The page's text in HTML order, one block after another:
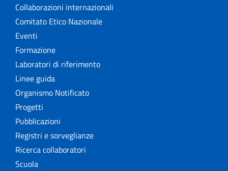
Collaborazioni internazionali
Comitato Etico Nazionale
Eventi
Formazione
Laboratori di riferimento
Linee guida
Organismo Notificato
Progetti
Pubblicazioni
Registri e sorveglianze
Ricerca collaboratori
Scuola